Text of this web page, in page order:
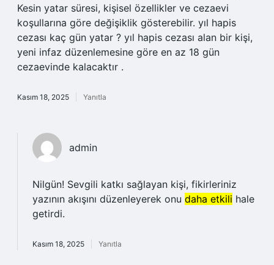
Kesin yatar süresi, kişisel özellikler ve cezaevi
koşullarına göre değişiklik gösterebilir. yıl hapis
cezası kaç gün yatar ? yıl hapis cezası alan bir kişi,
yeni infaz düzenlemesine göre en az 18 gün
cezaevinde kalacaktır .
Kasım 18, 2025 Yanıtla
admin
Nilgün! Sevgili katkı sağlayan kişi, fikirleriniz
yazının akışını düzenleyerek onu daha etkili hale
getirdi.
Kasım 18, 2025 Yanıtla